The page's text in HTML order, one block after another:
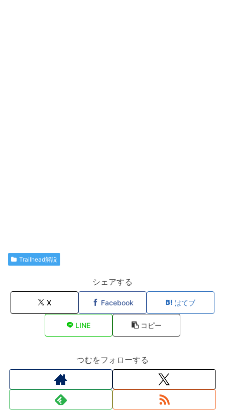
Trailhead解説
シェアする
X Facebook はてブ
LINE コピー
つむをフォローする